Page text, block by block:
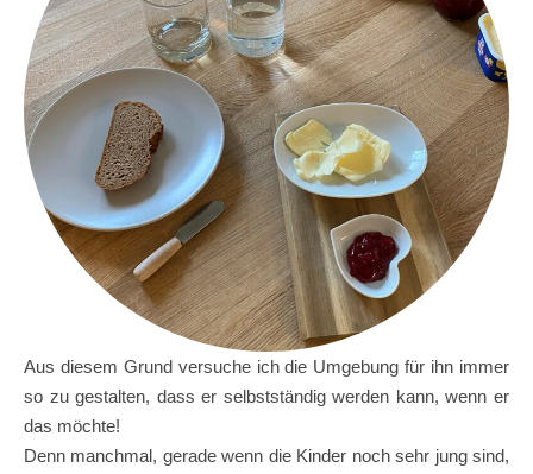
Aus diesem Grund versuche ich die Umgebung für ihn immer
so zu gestalten, dass er selbstständig werden kann, wenn er
das möchte!
Denn manchmal, gerade wenn die Kinder noch sehr jung sind,